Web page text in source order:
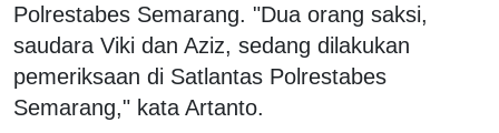
Polrestabes Semarang. "Dua orang saksi,
saudara Viki dan Aziz, sedang dilakukan
pemeriksaan di Satlantas Polrestabes
Semarang," kata Artanto.